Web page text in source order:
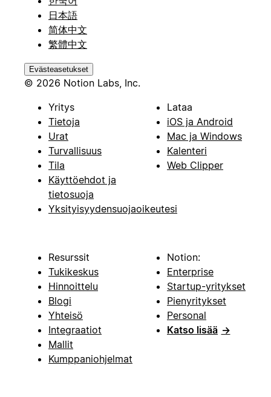
日本語
简体中文
繁體中文
Evästeasetukset
© 2026 Notion Labs, Inc.
Yritys
Tietoja
Urat
Turvallisuus
Tila
Käyttöehdot ja
tietosuoja
Yksityisyydensuojaoikeutesi
Lataa
iOS ja Android
Mac ja Windows
Kalenteri
Web Clipper
Resurssit
Tukikeskus
Hinnoittelu
Blogi
Yhteisö
Integraatiot
Mallit
Kumppaniohjelmat
Notion:
Enterprise
Startup-yritykset
Pienyritykset
Personal
Katso lisää →